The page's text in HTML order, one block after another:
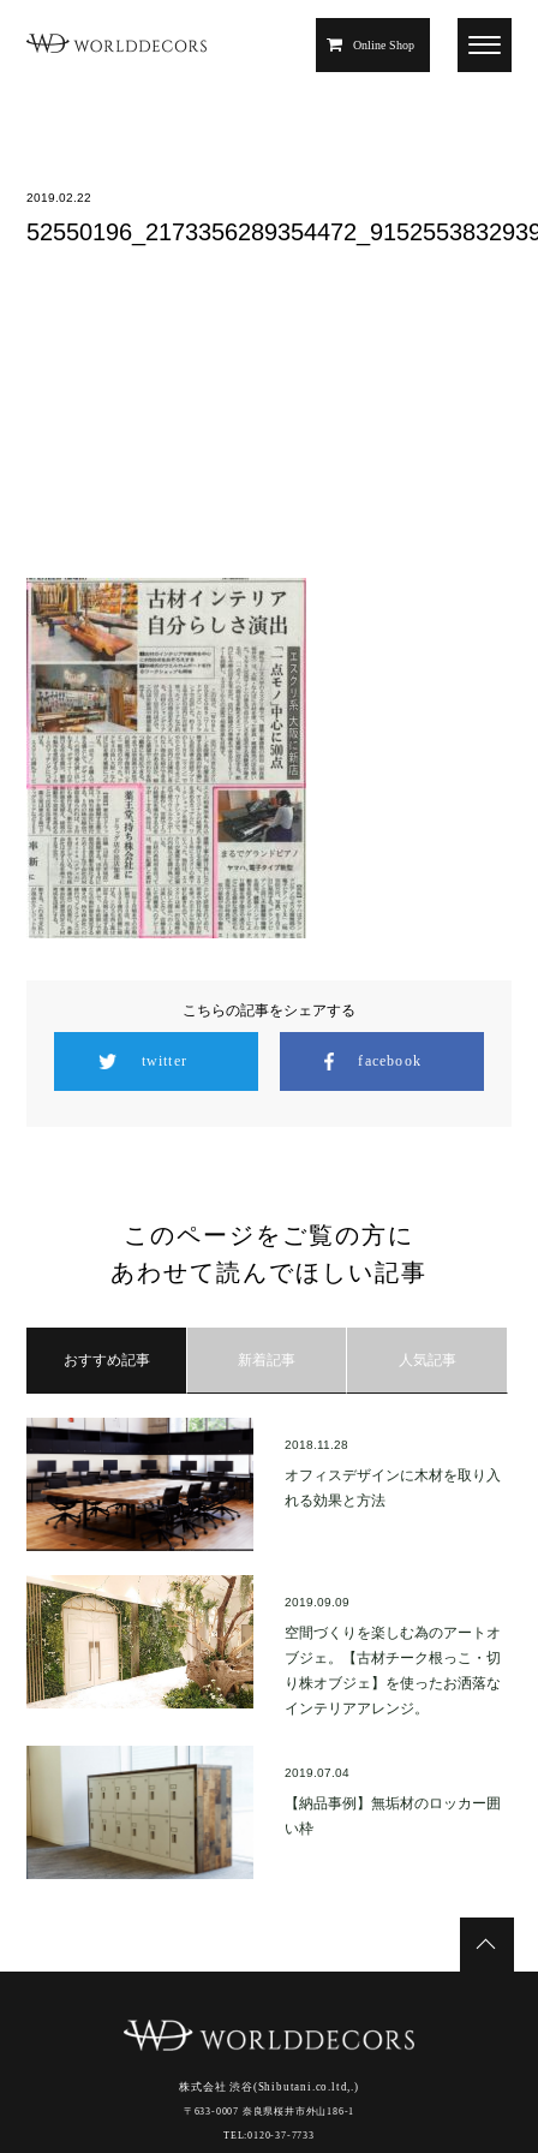
Online Shop
2019.02.22
こちらの記事をシェアする
twitter facebook
このページをご覧の方に
あわせて読んでほしい記事
おすすめ記事 新着記事 人気記事
2018.11.28
オフィスデザインに木材を取り入
れる効果と方法
2019.09.09
空間づくりを楽しむ為のアートオ
ブジェ。【古材チーク根っこ・切
り株オブジェ】を使ったお洒落な
インテリアアレンジ。
2019.07.04
【納品事例】無垢材のロッカー囲
い枠
株式会社 渋谷(Shibutani.co.ltd,.)
〒633-0007 奈良県桜井市外山186-1
TEL:0120-37-7733